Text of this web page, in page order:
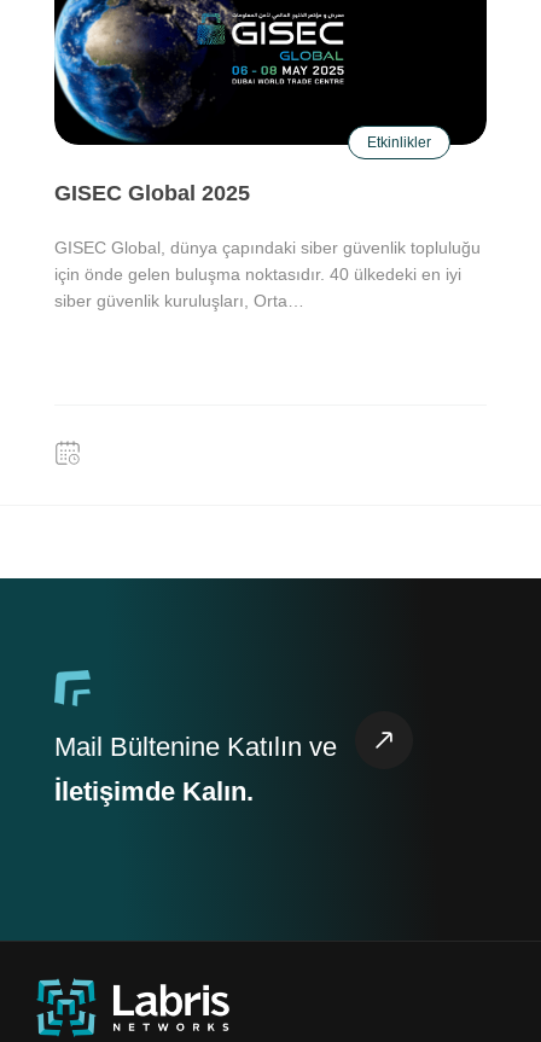
Etkinlikler
GISEC Global 2025
GISEC Global, dünya çapındaki siber güvenlik topluluğu
için önde gelen buluşma noktasıdır. 40 ülkedeki en iyi
siber güvenlik kuruluşları, Orta…
Mail Bültenine Katılın ve
İletişimde Kalın.